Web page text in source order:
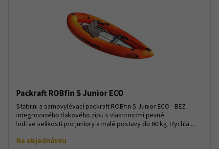
Packraft ROBfin S Junior ECO
Stabilni a samovylévací packraft ROBfin S Junior ECO - BEZ
integrovaného tlakového zipu s vlastnostmi pevné
lodi ve velikosti pro juniory a malé postavy do 60 kg. Rychlá ...
Na objednávku